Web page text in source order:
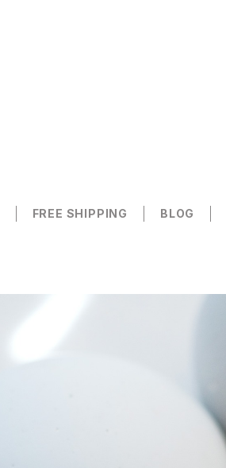
FREE SHIPPING BLOG